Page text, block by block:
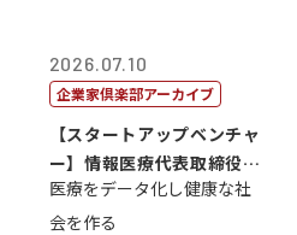
2026.07.10
企業家倶楽部アーカイブ
【スタートアップベンチャ
ー】情報医療代表取締役
原 聖吾
医療をデータ化し健康な社
会を作る